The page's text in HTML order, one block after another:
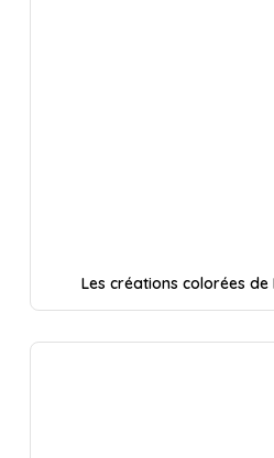
Les créations colorées